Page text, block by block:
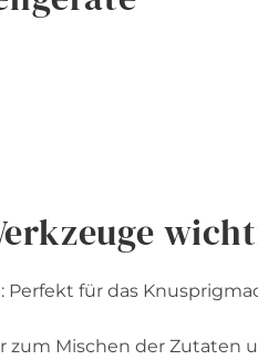
: Perfekt für das
zum Mischen der Zutaten